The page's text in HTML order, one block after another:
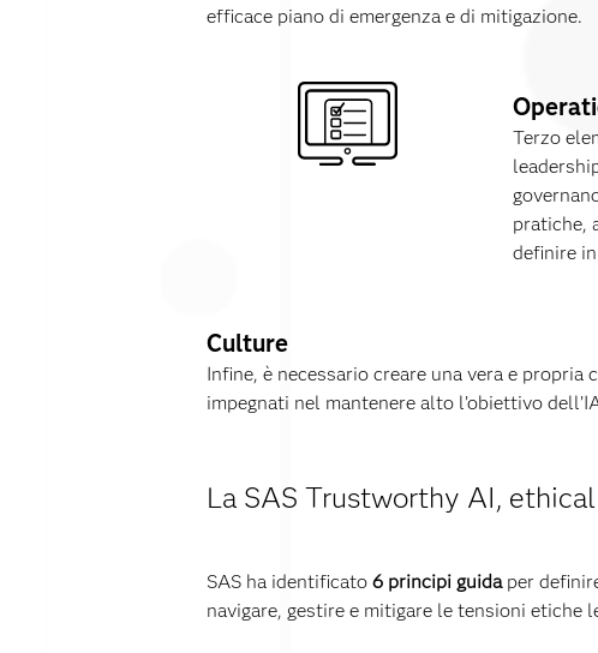
efficace piano di emergenza e di mitigazione.
Terzo
pratiche,
definire
Culture
Infine, è necessario creare una vera e
impegnati nel mantenere alto l’obiettivo
La SAS Trustworthy AI,
SAS ha identificato 6 principi guidaper
navigare, gestire e mitigare le tensioni etiche